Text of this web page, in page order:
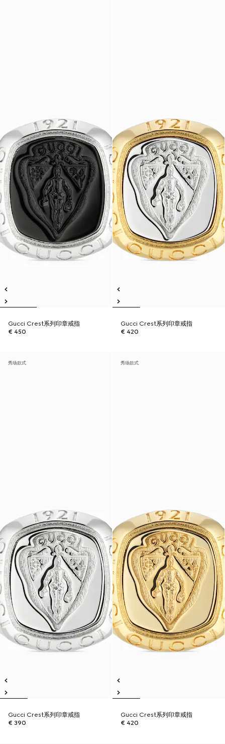
Gucci Crest系列印章戒指
€ 450
Gucci Crest系列印章戒指
€ 420
秀场款式
Gucci Crest系列印章戒指
€ 390
秀场款式
Gucci Crest系列印章戒指
€ 420